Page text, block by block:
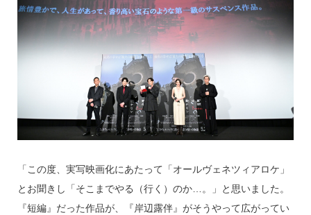
「この度、実写映画化にあたって「オールヴェネツィアロケ」
とお聞きし「そこまでやる（行く）のか…。」と思いました。
『短編』だった作品が、『岸辺露伴』がそうやって広がってい